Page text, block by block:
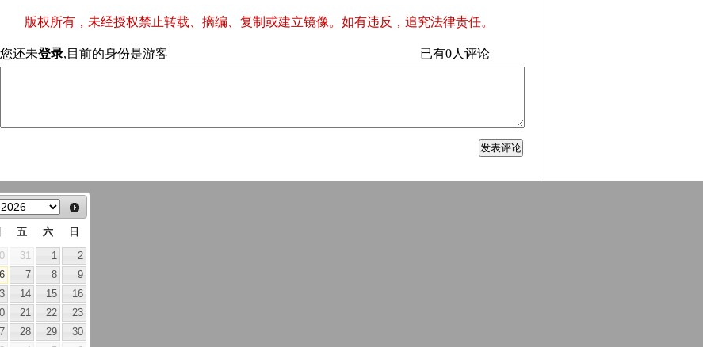
版权所有，未经授权禁止转载、摘编、复制或建立镜像。如有违反，追究法律责任。
您还未登录,目前的身份是游客 已有0人评论
五 六 日
31 1
2
6 7 8
9
14 15
16
21 22
23
28 29
30